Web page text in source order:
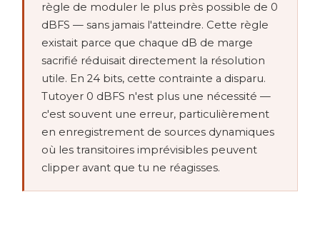
règle de moduler le plus près possible de 0
dBFS — sans jamais l'atteindre. Cette règle
existait parce que chaque dB de marge
sacrifié réduisait directement la résolution
utile. En 24 bits, cette contrainte a disparu.
Tutoyer 0 dBFS n'est plus une nécessité —
c'est souvent une erreur, particulièrement
en enregistrement de sources dynamiques
où les transitoires imprévisibles peuvent
clipper avant que tu ne réagisses.